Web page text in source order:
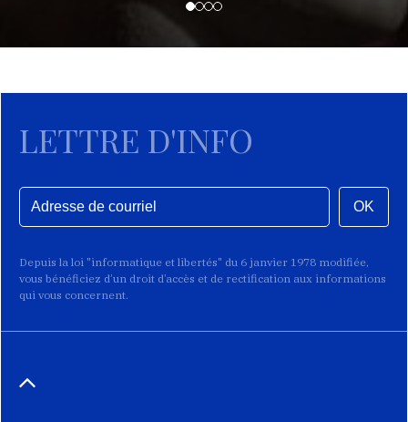
LETTRE D'INFO
OK
Depuis la loi "informatique et libertés" du 6 janvier 1978 modifiée,
vous bénéficiez d’un droit d’accès et de rectification aux informations
qui vous concernent.